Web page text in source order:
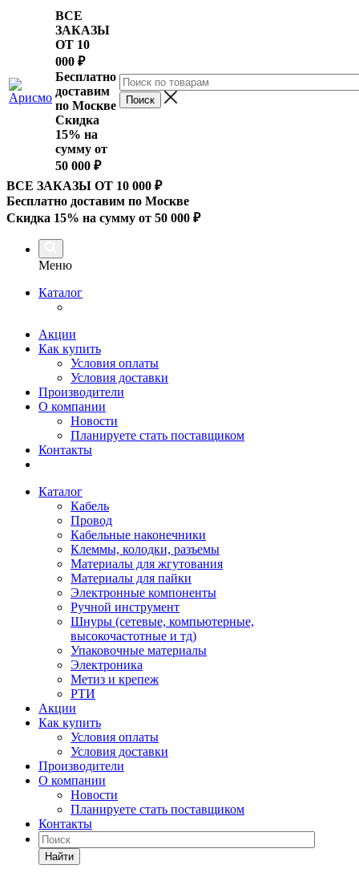
ВСЕ
ЗАКАЗЫ
ОТ 10
000 ₽
Бесплатно
доставим
по Москве
Скидка
15% на
сумму от
50 000 ₽
ВСЕ ЗАКАЗЫ ОТ 10 000 ₽
Бесплатно доставим по Москве
Скидка 15% на сумму от 50 000 ₽
Меню
Каталог
Акции
Как купить
Условия оплаты
Условия доставки
Производители
О компании
Новости
Планируете стать поставщиком
Контакты
Каталог
Кабель
Провод
Кабельные наконечники
Клеммы, колодки, разъемы
Материалы для жгутования
Материалы для пайки
Электронные компоненты
Ручной инструмент
Шнуры (сетевые, компьютерные,
высокочастотные и тд)
Упаковочные материалы
Электроника
Метиз и крепеж
РТИ
Акции
Как купить
Условия оплаты
Условия доставки
Производители
О компании
Новости
Планируете стать поставщиком
Контакты
Найти